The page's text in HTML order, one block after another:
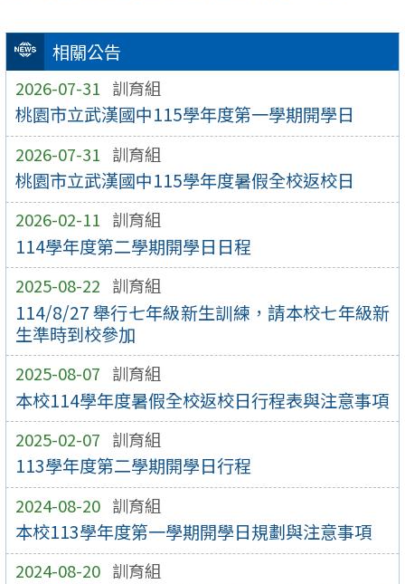
相關公告
2026-07-31 訓育組
桃園市立武漢國中115學年度第一學期開學日
2026-07-31 訓育組
桃園市立武漢國中115學年度暑假全校返校日
2026-02-11 訓育組
114學年度第二學期開學日日程
2025-08-22 訓育組
114/8/27 舉行七年級新生訓練，請本校七年級新
生準時到校參加
2025-08-07 訓育組
本校114學年度暑假全校返校日行程表與注意事項
2025-02-07 訓育組
113學年度第二學期開學日行程
2024-08-20 訓育組
本校113學年度第一學期開學日規劃與注意事項
2024-08-20 訓育組